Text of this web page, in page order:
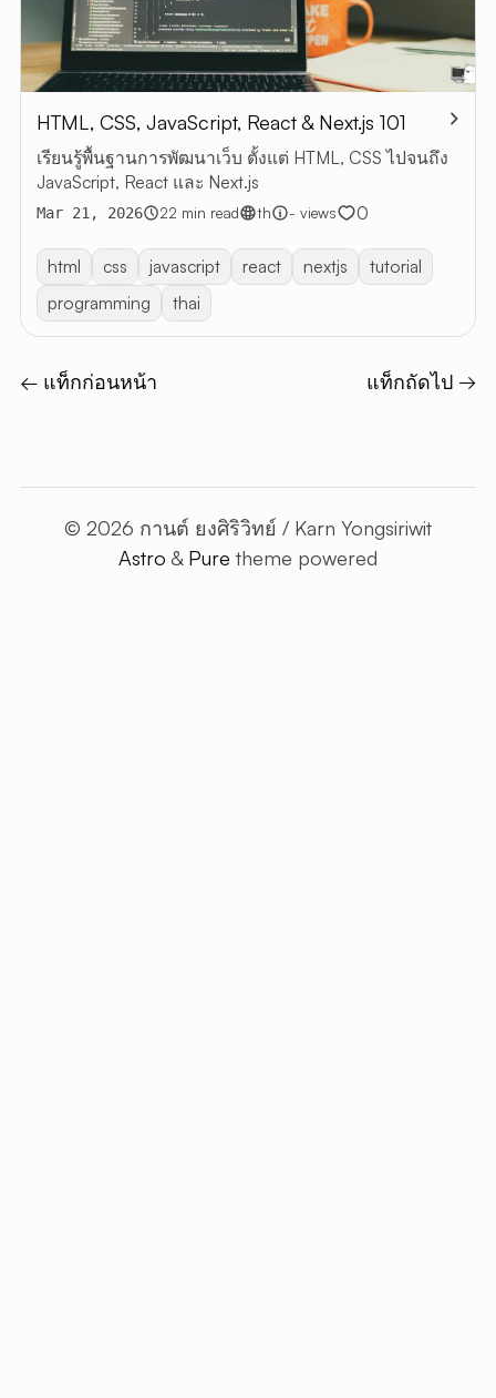
HTML, CSS, JavaScript, React & Next.js 101
เรียนรู้พื้นฐานการพัฒนาเว็บ ตั้งแต่ HTML, CSS ไปจนถึง
JavaScript, React และ Next.js
Mar 21, 2026 22 min read th - views 0
html css javascript react nextjs
tutorial
programming
thai
← แท็กก่อนหน้า แท็กถัดไป →
© 2026 กานต์ ยงศิริวิทย์ / Karn Yongsiriwit
Astro & Pure theme powered